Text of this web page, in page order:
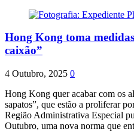
Hong Kong toma
caixão”
4 Outubro, 2025 0
Hong Kong quer acabar com os
sapatos”, que estão a proliferar
Região Administrativa Especial
Outubro, uma nova norma que